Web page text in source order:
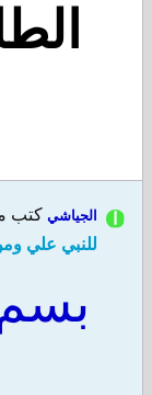
الجياشي كتب
للنبي علي